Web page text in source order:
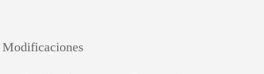
Modificaciones